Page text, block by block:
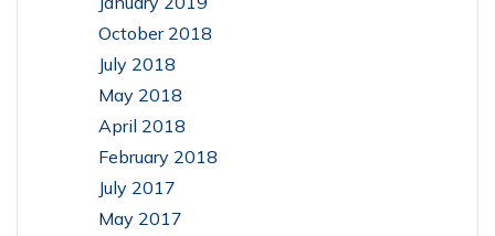
October 2018
July 2018
May 2018
April 2018
February 2018
July 2017
May 2017